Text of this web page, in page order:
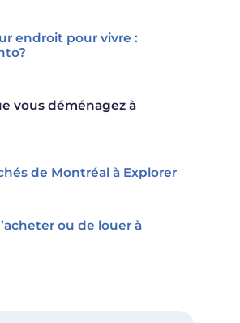
endroit pour vivre :
vous déménagez à
de Montréal à Explorer
ou de louer à